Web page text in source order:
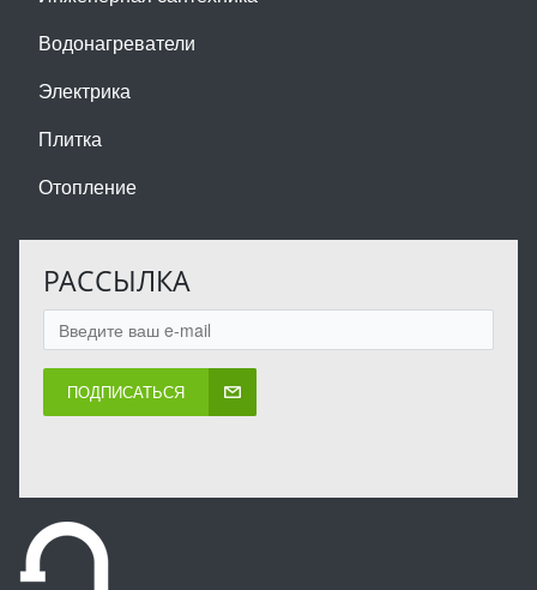
Водонагреватели
Электрика
Плитка
Отопление
РАССЫЛКА
ПОДПИСАТЬСЯ